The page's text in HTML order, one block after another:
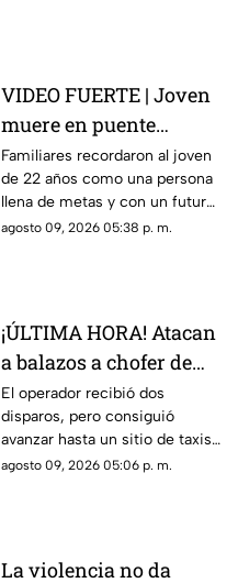
VIDEO FUERTE | Joven
muere en puente
vehicular; pidió a su
mamá que cuidara de
su gatito
Familiares recordaron al joven
de 22 años como una persona
llena de metas y con un futuro
prometedor.
agosto 09, 2026 05:38 p. m.
¡ÚLTIMA HORA! Atacan
a balazos a chofer de
Ruta 13 en Oaxtepec
El operador recibió dos
disparos, pero consiguió
avanzar hasta un sitio de taxis
donde solicitó ayuda.
agosto 09, 2026 05:06 p. m.
La violencia no da